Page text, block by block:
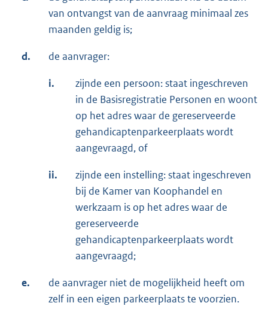
van ontvangst van de aanvraag minimaal zes
maanden geldig is;
d. de aanvrager:
i.
zijnde een persoon: staat ingeschreven
in de Basisregistratie Personen en woont
op het adres waar de gereserveerde
gehandicaptenparkeerplaats wordt
aangevraagd, of
ii.
zijnde een instelling: staat ingeschreven
bij de Kamer van Koophandel en
werkzaam is op het adres waar de
gereserveerde
gehandicaptenparkeerplaats wordt
aangevraagd;
e.
de aanvrager niet de mogelijkheid heeft om
zelf in een eigen parkeerplaats te voorzien.